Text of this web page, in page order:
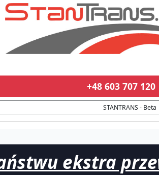
+48 603 707 120
STANTRANS - Beta
ekstra